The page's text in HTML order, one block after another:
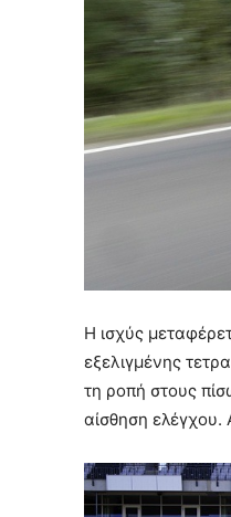
Η ισχύς
εξελιγμένης
τη ροπή στους
αίσθηση ελέγχου.